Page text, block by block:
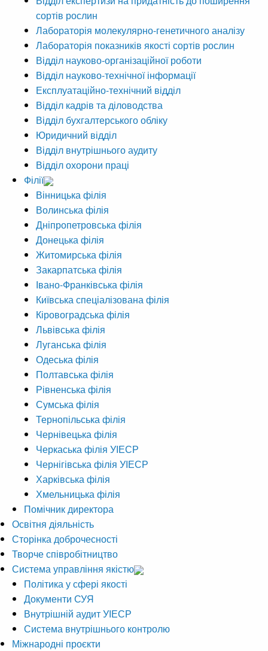
сортів рослин
Лабораторія молекулярно-генетичного аналізу
Лабораторія показників якості сортів рослин
Відділ науково-організаційної роботи
Відділ науково-технічної інформації
Експлуатаційно-технічний відділ
Відділ кадрів та діловодства
Відділ бухгалтерського обліку
Юридичний відділ
Відділ внутрішнього аудиту
Відділ охорони праці
Філії
Вінницька філія
Волинська філія
Дніпропетровська філія
Донецька філія
Житомирська філія
Закарпатська філія
Івано-Франківська філія
Київська спеціалізована філія
Кіровоградська філія
Львівська філія
Луганська філія
Одеська філія
Полтавська філія
Рівненська філія
Сумська філія
Тернопільська філія
Чернівецька філія
Черкаська філія УІЕСР
Чернігівська філія УІЕСР
Харківська філія
Хмельницька філія
Помічник директора
Освітня діяльність
Сторінка доброчесності
Творче співробітництво
Система управління якістю
Політика у сфері якості
Документи СУЯ
Внутрішній аудит УІЕСР
Система внутрішнього контролю
Міжнародні проєкти